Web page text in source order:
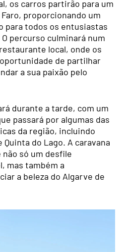
os carros partirão para um
proporcionando um
para todos os entusiastas
percurso culminará num
local, onde os
de partilhar
a sua paixão pelo
durante a tarde, com um
passará por algumas das
da região, incluindo
do Lago. A caravana
só um desfile
mas também a
a beleza do Algarve de